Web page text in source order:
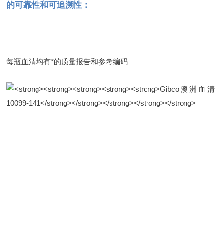
的可靠性和可追溯性：
每瓶血清均有*的质量报告和参考编码